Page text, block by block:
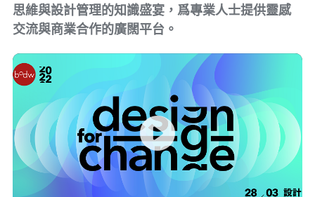
思維與設計管理的知識盛宴，爲專業人士提供靈感
交流與商業合作的廣闊平台。